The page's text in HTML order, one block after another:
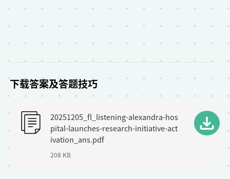
下载答案及答题技巧
20251205_fl_listening-alexandra-hos
pital-launches-research-initiative-act
ivation_ans.pdf
208 KB